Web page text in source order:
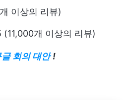
이상의 리뷰)
(11,000개 이상의 리뷰)
글 회의 대안 !